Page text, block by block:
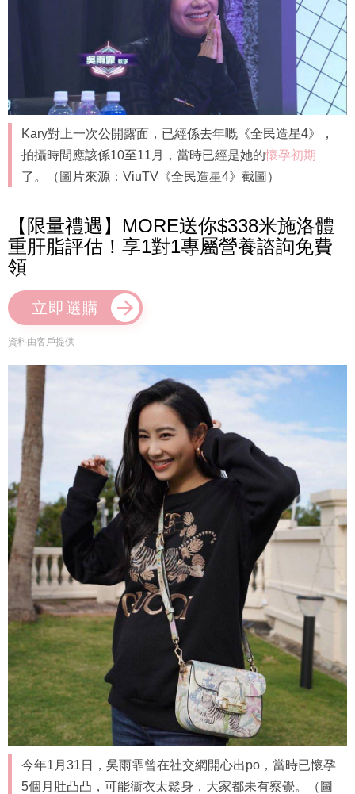
Kary對上一次公開露面，已經係去年嘅《全民造星4》，
拍攝時間應該係10至11月，當時已經是她的懷孕初期
了。（圖片來源：ViuTV《全民造星4》截圖）
【限量禮遇】MORE送你$338米施洛體
重肝脂評估！享1對1專屬營養諮詢免費
領
立即選購
資料由客戶提供
今年1月31日，吳雨霏曾在社交網開心出po，當時已懷孕
5個月肚凸凸，可能衞衣太鬆身，大家都未有察覺。（圖